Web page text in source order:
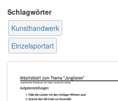
Schlagwörter
Kunsthandwerk
Einzelsportart